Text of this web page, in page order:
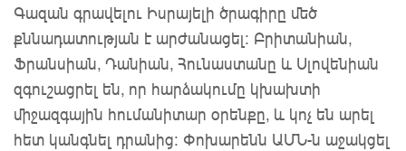
Գազան գրավելու Իսրայելի ծրագիրը մեծ
քննադատության է արժանացել: Բրիտանիան,
Ֆրանսիան, Դանիան, Հունաստանը և Սլովենիան
զգուշացրել են, որ հարձակումը կխախտի
միջազգային հումանիտար օրենքը, և կոչ են արել
հետ կանգնել դրանից: Փոխարենն ԱՄՆ-ն աջակցել